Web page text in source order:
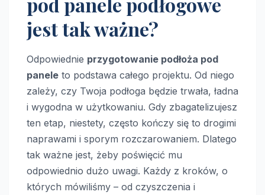
jest tak ważne?
Odpowiednie przygotowanie podłoża pod
panele to podstawa całego projektu. Od niego
zależy, czy Twoja podłoga będzie trwała, ładna
i wygodna w użytkowaniu. Gdy zbagatelizujesz
ten etap, niestety, często kończy się to drogimi
naprawami i sporym rozczarowaniem. Dlatego
tak ważne jest, żeby poświęcić mu
odpowiednio dużo uwagi. Każdy z kroków, o
których mówiliśmy – od czyszczenia i